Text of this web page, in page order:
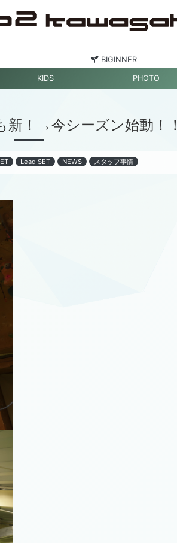
BIGINNER
KIDS PHOTO
新！→今シーズン始動！！
Lead SET NEWS スタッフ事情